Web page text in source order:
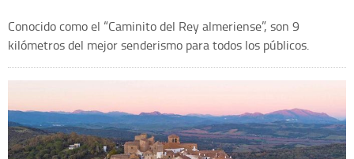
Conocido como el “Caminito del Rey almeriense”, son 9
kilómetros del mejor senderismo para todos los públicos.